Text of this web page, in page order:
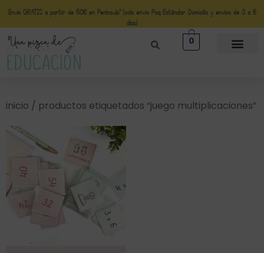
Envío GRATIS a partir de 50€ en Península* (solo envio Paq Estándar Domicilio y envíos de 3 a 5
días)
0
inicio / productos etiquetados “juego multiplicaciones”